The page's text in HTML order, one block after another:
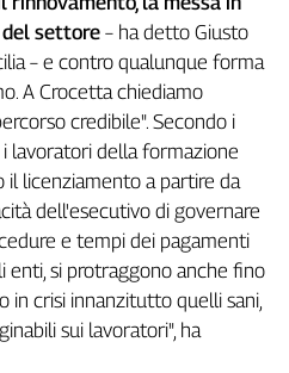
del settore – ha detto Giusto
– e contro qualunque forma
A Crocetta chiediamo
credibile". Secondo i
lavoratori della formazione
il licenziamento a partire da
dell'esecutivo di governare
e tempi dei pagamenti
enti, si protraggono anche fino
in crisi innanzitutto quelli sani,
sui lavoratori", ha